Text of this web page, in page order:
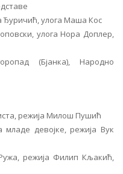
Ђуричић, улога Маша Кос
улога Нора Доплер,
(Бјанка), Народно
режија Милош Пушић
младе девојке, режија Вук
Ружа, режија Филип Кљакић,